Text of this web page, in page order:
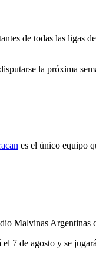
de todas las ligas
la próxima
es el único equipo
Malvinas Argentinas
7 de agosto y se